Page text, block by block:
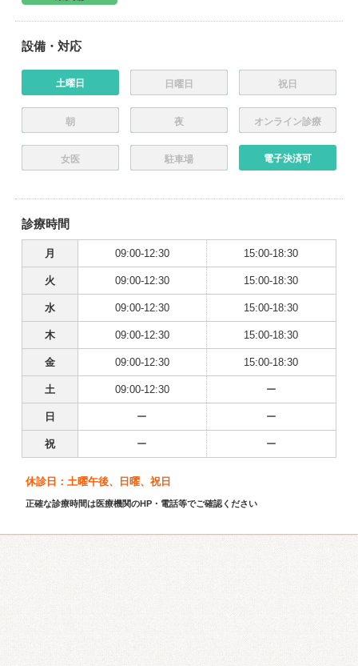
設備・対応
土曜日 日曜日 祝日
朝 夜 オンライン診療
女医 駐車場 電子決済可
診療時間
月 09:00-12:30 15:00-18:30
火 09:00-12:30 15:00-18:30
水 09:00-12:30 15:00-18:30
木 09:00-12:30 15:00-18:30
金 09:00-12:30 15:00-18:30
土 09:00-12:30 ー
日 ー ー
祝 ー ー
休診日：土曜午後、日曜、祝日
正確な診療時間は医療機関のHP・電話等でご確認ください